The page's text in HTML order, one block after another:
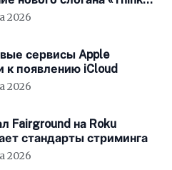
2026
сервисы Apple
к появлению iCloud
2026
Fairground на Roku
стандарты стриминга
2026